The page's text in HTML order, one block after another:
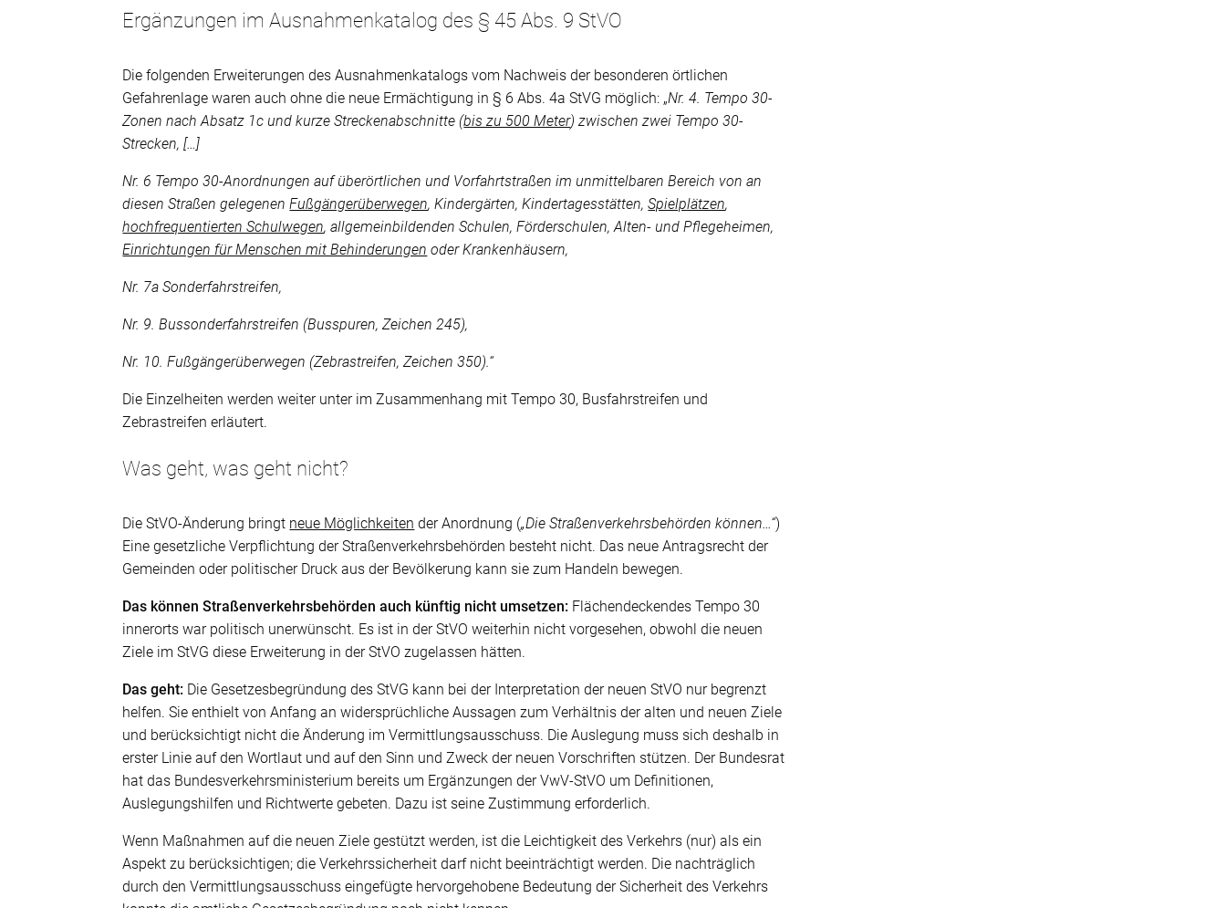
Ergänzungen im Ausnahmenkatalog des § 45 Abs. 9 StVO
Die folgenden Erweiterungen des Ausnahmenkatalogs vom Nachweis der besonderen örtlichen
Gefahrenlage waren auch ohne die neue Ermächtigung in § 6 Abs. 4a StVG möglich: „Nr. 4. Tempo 30-
Zonen nach Absatz 1c und kurze Streckenabschnitte (bis zu 500 Meter) zwischen zwei Tempo 30-
Strecken, […]
Nr. 6 Tempo 30-Anordnungen auf überörtlichen und Vorfahrtstraßen im unmittelbaren Bereich von an
diesen Straßen gelegenenFußgängerüberwegen, Kindergärten, Kindertagesstätten,Spielplätzen,
hochfrequentierten Schulwegen, allgemeinbildenden Schulen, Förderschulen, Alten- und Pflegeheimen,
Einrichtungen für Menschen mit Behinderungen oder Krankenhäusern,
Nr. 7a Sonderfahrstreifen,
Nr. 9. Bussonderfahrstreifen (Busspuren, Zeichen 245),
Nr. 10. Fußgängerüberwegen (Zebrastreifen, Zeichen 350).“
Die Einzelheiten werden weiter unter im Zusammenhang mit Tempo 30, Busfahrstreifen und
Zebrastreifen erläutert.
Was geht, was geht nicht?
Die StVO-Änderung bringt neue Möglichkeiten der Anordnung („Die Straßenverkehrsbehörden können…“)
Eine gesetzliche Verpflichtung der Straßenverkehrsbehörden besteht nicht. Das neue Antragsrecht der
Gemeinden oder politischer Druck aus der Bevölkerung kann sie zum Handeln bewegen.
Das können Straßenverkehrsbehörden auch künftig nicht umsetzen: Flächendeckendes Tempo 30
innerorts war politisch unerwünscht. Es ist in der StVO weiterhin nicht vorgesehen, obwohl die neuen
Ziele im StVG diese Erweiterung in der StVO zugelassen hätten.
Das geht: Die Gesetzesbegründung des StVG kann bei der Interpretation der neuen StVO nur begrenzt
helfen. Sie enthielt von Anfang an widersprüchliche Aussagen zum Verhältnis der alten und neuen Ziele
und berücksichtigt nicht die Änderung im Vermittlungsausschuss. Die Auslegung muss sich deshalb in
erster Linie auf den Wortlaut und auf den Sinn und Zweck der neuen Vorschriften stützen. Der Bundesrat
hat das Bundesverkehrsministerium bereits um Ergänzungen der VwV-StVO um Definitionen,
Auslegungshilfen und Richtwerte gebeten. Dazu ist seine Zustimmung erforderlich.
Wenn Maßnahmen auf die neuen Ziele gestützt werden, ist die Leichtigkeit des Verkehrs (nur) als ein
Aspekt zu berücksichtigen; die Verkehrssicherheit darf nicht beeinträchtigt werden. Die nachträglich
durch den Vermittlungsausschuss eingefügte hervorgehobene Bedeutung der Sicherheit des Verkehrs